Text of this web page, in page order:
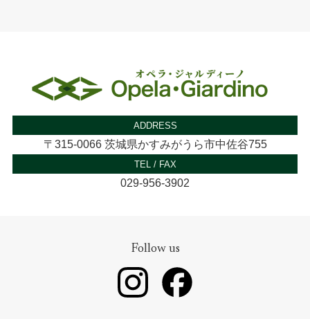
ADDRESS
〒315-0066 茨城県かすみがうら市中佐谷755
TEL / FAX
029-956-3902
Follow us